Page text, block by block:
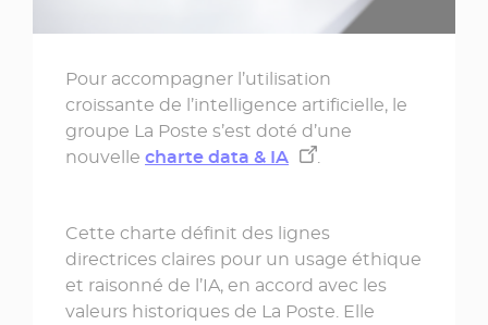
Pour accompagner l’utilisation
croissante de l’intelligence artificielle, le
groupe La Poste s’est doté d’une
nouvelle charte data & IA .
Cette charte définit des lignes
directrices claires pour un usage éthique
et raisonné de l’IA, en accord avec les
valeurs historiques de La Poste. Elle